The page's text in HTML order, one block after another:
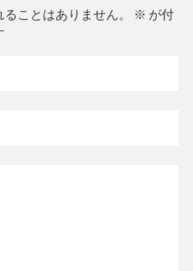
ことはありません。 ※ が付